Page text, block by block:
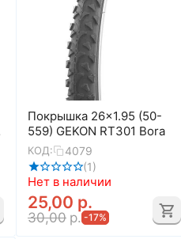
Покрышка 26x1.95 (50-
559) GEKON RT301 Bora
КОД:
4079
(1)
Нет в наличии
25,00 р.
30,00 р. -17%